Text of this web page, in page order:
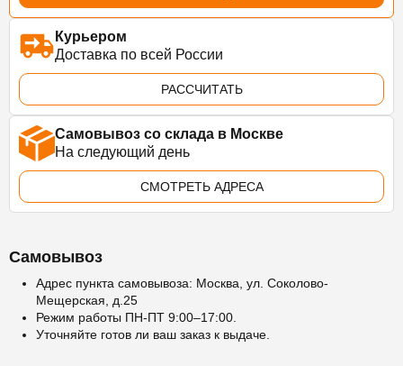
Курьером
Доставка по всей России
РАССЧИТАТЬ
Самовывоз со склада в Москве
На следующий день
СМОТРЕТЬ АДРЕСА
Самовывоз
Адрес пункта самовывоза: Москва, ул. Соколово-
Мещерская, д.25
Режим работы ПН-ПТ 9:00–17:00.
Уточняйте готов ли ваш заказ к выдаче.